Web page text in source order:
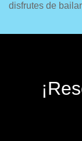
disfrutes de